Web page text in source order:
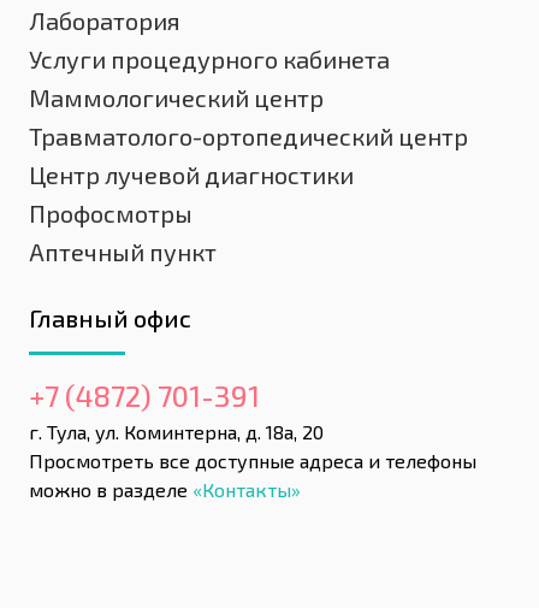
Лаборатория
Услуги процедурного кабинета
Маммологический центр
Травматолого-ортопедический центр
Центр лучевой диагностики
Профосмотры
Аптечный пункт
Главный офис
+7 (4872) 701-391
г. Тула, ул. Коминтерна, д. 18а, 20
Просмотреть все доступные адреса и телефоны
можно в разделе «Контакты»